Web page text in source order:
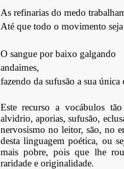
As refinarias do medo
Até que todo o movimento seja
O sangue por baixo galgando
andaimes,
fazendo da sufusão a sua única
Este recurso a vocábulos
alvidrio, aporias, sufusão,
nervosismo no leitor, são, no
desta linguagem poética, ou
mais pobre, pois que lhe
raridade e originalidade.